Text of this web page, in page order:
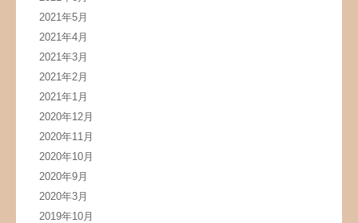
2021年5月
2021年4月
2021年3月
2021年2月
2021年1月
2020年12月
2020年11月
2020年10月
2020年9月
2020年3月
2019年10月